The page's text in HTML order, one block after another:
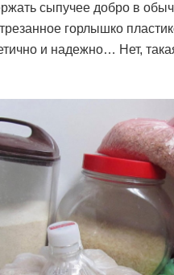
сыпучее добро в
горлышко
и надежно… Нет,